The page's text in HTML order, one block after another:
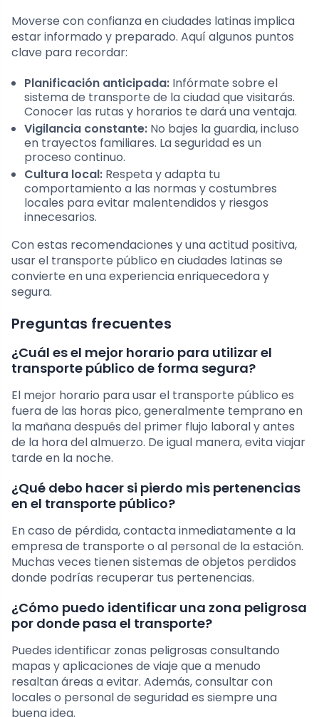
Moverse con confianza en ciudades latinas implica
estar informado y preparado. Aquí algunos puntos
clave para recordar:
Planificación anticipada: Infórmate sobre el
sistema de transporte de la ciudad que visitarás.
Conocer las rutas y horarios te dará una ventaja.
Vigilancia constante: No bajes la guardia, incluso
en trayectos familiares. La seguridad es un
proceso continuo.
Cultura local: Respeta y adapta tu
comportamiento a las normas y costumbres
locales para evitar malentendidos y riesgos
innecesarios.
Con estas recomendaciones y una actitud positiva,
usar el transporte público en ciudades latinas se
convierte en una experiencia enriquecedora y
segura.
Preguntas frecuentes
¿Cuál es el mejor horario para utilizar el
transporte público de forma segura?
El mejor horario para usar el transporte público es
fuera de las horas pico, generalmente temprano en
la mañana después del primer flujo laboral y antes
de la hora del almuerzo. De igual manera, evita viajar
tarde en la noche.
¿Qué debo hacer si pierdo mis pertenencias
en el transporte público?
En caso de pérdida, contacta inmediatamente a la
empresa de transporte o al personal de la estación.
Muchas veces tienen sistemas de objetos perdidos
donde podrías recuperar tus pertenencias.
¿Cómo puedo identificar una zona peligrosa
por donde pasa el transporte?
Puedes identificar zonas peligrosas consultando
mapas y aplicaciones de viaje que a menudo
resaltan áreas a evitar. Además, consultar con
locales o personal de seguridad es siempre una
buena idea.